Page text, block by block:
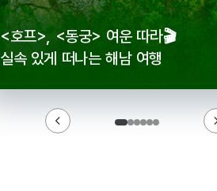
<호프>, <동궁> 여운 따라🎬
실속 있게 떠나는 해남 여행
로컬 감성
전국 로컬